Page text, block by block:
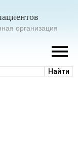
организация